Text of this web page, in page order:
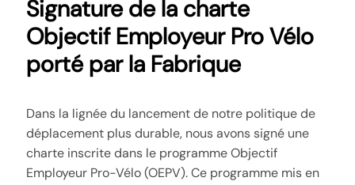
Signature de la charte
Objectif Employeur Pro Vélo
porté par la Fabrique
Dans la lignée du lancement de notre politique de
déplacement plus durable, nous avons signé une
charte inscrite dans le programme Objectif
Employeur Pro-Vélo (OEPV). Ce programme mis en